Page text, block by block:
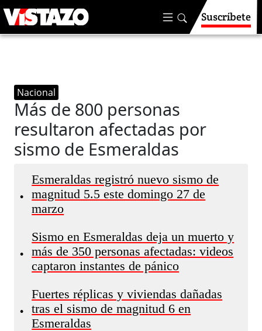
Suscríbete
Nacional
Más de 800 personas
resultaron afectadas por
sismo de Esmeraldas
•
Esmeraldas registró nuevo sismo de
magnitud 5.5 este domingo 27 de
marzo
•
Sismo en Esmeraldas deja un muerto y
más de 350 personas afectadas: videos
captaron instantes de pánico
•
Fuertes réplicas y viviendas dañadas
tras el sismo de magnitud 6 en
Esmeraldas